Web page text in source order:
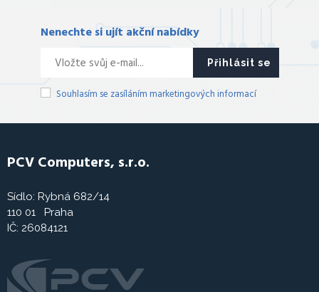
Nenechte si ujít akční nabídky
Přihlásit se
Souhlasím se zasíláním marketingových informací
PCV Computers, s.r.o.
Sídlo: Rybná 682/14
110 01 Praha
IČ: 26084121